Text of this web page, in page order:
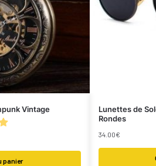
Vintage
panier
Lunettes de
Rondes
34.00€